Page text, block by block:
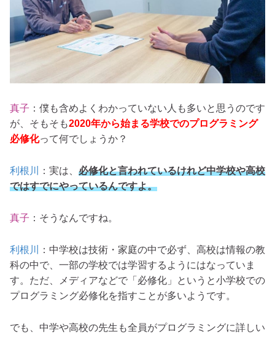
真子 ：僕も含めよくわかっていない人も多いと思うのです
が、そもそも2020年から始まる学校でのプログラミング
必修化って何でしょうか？
利根川 ：実は、 必修化と言われているけれど中学校や高校
ではすでにやっているんですよ。
真子 ：そうなんですね。
利根川
：中学校は技術・家庭の中で必ず、高校は情報の教
科の中で、一部の学校では学習するようにはなっていま
す。ただ、メディアなどで「必修化」というと小学校での
プログラミング必修化を指すことが多いようです。
でも、中学や高校の先生も全員がプログラミングに詳しい